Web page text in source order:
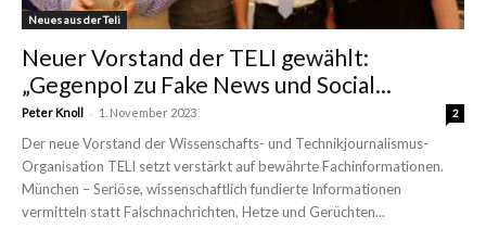
Neues aus der Teli
Neuer Vorstand der TELI gewählt:
„Gegenpol zu Fake News und Social...
Peter Knoll - 1. November 2023 2
Der neue Vorstand der Wissenschafts- und Technikjournalismus-
Organisation TELI setzt verstärkt auf bewährte Fachinformationen.
München – Seriöse, wissenschaftlich fundierte Informationen
vermitteln statt Falschnachrichten, Hetze und Gerüchten...